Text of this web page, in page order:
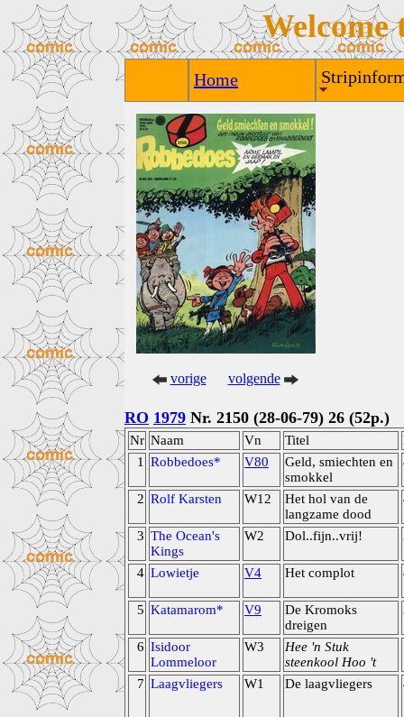
Welcome
Home
vorige volgende
RO 1979 Nr. 2150 (28-06-79) 26 (52p.)
Nr Naam Vn Titel
1
Robbedoes* V80
Geld, smiechten en
smokkel
2 Rolf Karsten W12
Het hol van de
langzame dood
3 The Ocean's
Kings
W2 Dol..fijn..vrij!
4 Lowietje V4 Het complot
5 Katamarom* V9
De Kromoks
dreigen
6 Isidoor
Lommeloor
W3
Hee 'n Stuk
steenkool Hoo 't
7 Laagvliegers W1 De laagvliegers